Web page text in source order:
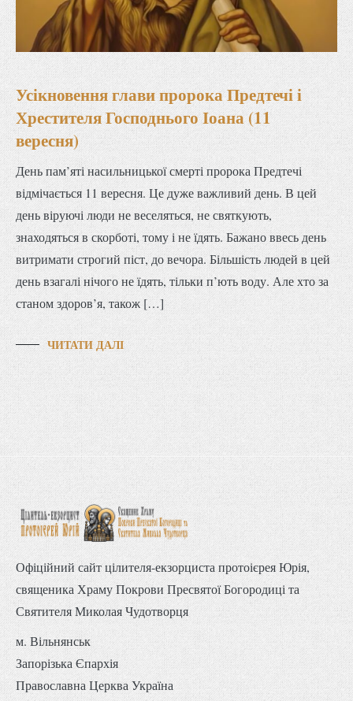
Усікновення глави пророка Предтечі і
Хрестителя Господнього Іоана (11
вересня)
День пам’яті насильницької смерті пророка Предтечі
відмічається 11 вересня. Це дуже важливий день. В цей
день віруючі люди не веселяться, не святкують,
знаходяться в скорботі, тому і не їдять. Бажано ввесь день
витримати строгий піст, до вечора. Більшість людей в цей
день взагалі нічого не їдять, тільки п’ють воду. Але хто за
станом здоров’я, також […]
ЧИТАТИ ДАЛІ
Офіційний сайт цілителя-екзорциста протоієрея Юрія,
священика Храму Покрови Пресвятої Богородиці та
Святителя Миколая Чудотворця
м. Вільнянськ
Запорізька Єпархія
Православна Церква Україна